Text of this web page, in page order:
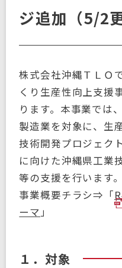
ジ追加（5/2更
株式会社沖縄ＴＬＯ
くり生産性向上支援
ります。本事業では
製造業を対象に、生
技術開発プロジェク
に向けた沖縄県工業
等の支援を行います。
事業概要チラシ⇒「
ーマ」
１．対象